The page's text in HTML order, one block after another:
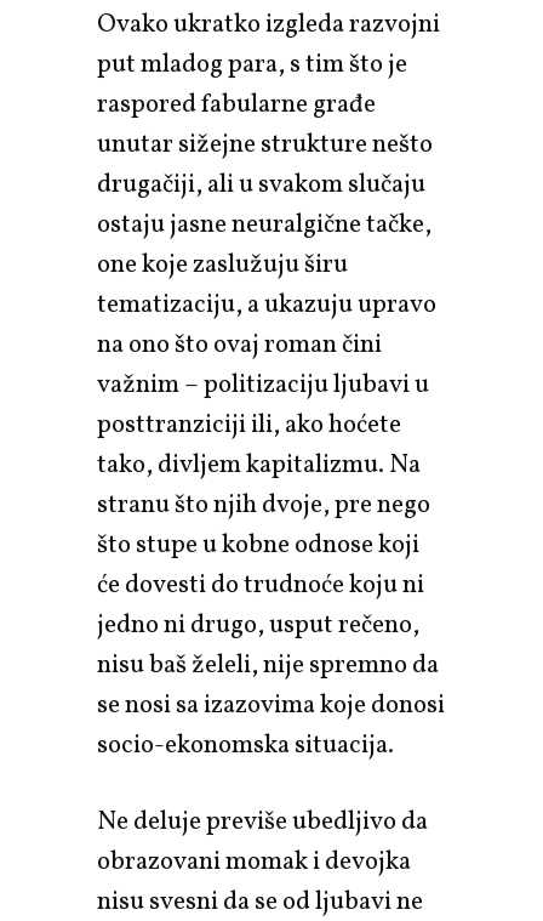
Ovako ukratko izgleda razvojni
put mladog para, s tim što je
raspored fabularne građe
unutar sižejne strukture nešto
drugačiji, ali u svakom slučaju
ostaju jasne neuralgične tačke,
one koje zaslužuju širu
tematizaciju, a ukazuju upravo
na ono što ovaj roman čini
važnim – politizaciju ljubavi u
posttranziciji ili, ako hoćete
tako, divljem kapitalizmu. Na
stranu što njih dvoje, pre nego
što stupe u kobne odnose koji
će dovesti do trudnoće koju ni
jedno ni drugo, usput rečeno,
nisu baš želeli, nije spremno da
se nosi sa izazovima koje donosi
socio-ekonomska situacija.
Ne deluje previše ubedljivo da
obrazovani momak i devojka
nisu svesni da se od ljubavi ne